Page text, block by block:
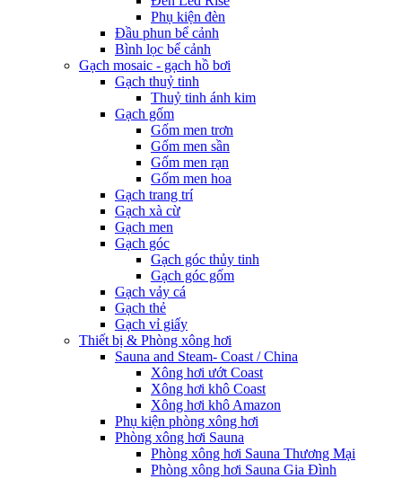
Phụ kiện đèn
Đầu phun bể cảnh
Bình lọc bể cảnh
Gạch mosaic - gạch hồ bơi
Gạch thuỷ tinh
Thuỷ tinh ánh kim
Gạch gốm
Gốm men trơn
Gốm men sần
Gốm men rạn
Gốm men hoa
Gạch trang trí
Gạch xà cừ
Gạch men
Gạch góc
Gạch góc thủy tinh
Gạch góc gốm
Gạch vảy cá
Gạch thẻ
Gạch vỉ giấy
Thiết bị & Phòng xông hơi
Sauna and Steam- Coast / China
Xông hơi ướt Coast
Xông hơi khô Coast
Xông hơi khô Amazon
Phụ kiện phòng xông hơi
Phòng xông hơi Sauna
Phòng xông hơi Sauna Thương Mại
Phòng xông hơi Sauna Gia Đình